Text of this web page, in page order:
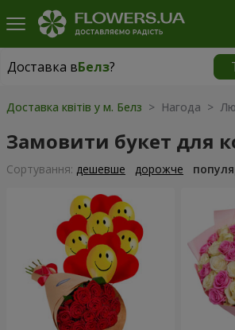
Доставка вБелз?
Доставка вБелз
Доставка квітів у м. Белз > Нагода >
Замовити букет для
Сортування: дешевше дорожче